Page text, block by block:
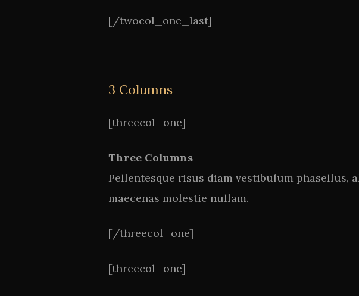
[/twocol_one_last]
3 Columns
[threecol_one]
Three Columns
Pellentesque risus diam vestibulum phasellus,
maecenas molestie nullam.
[/threecol_one]
[threecol_one]